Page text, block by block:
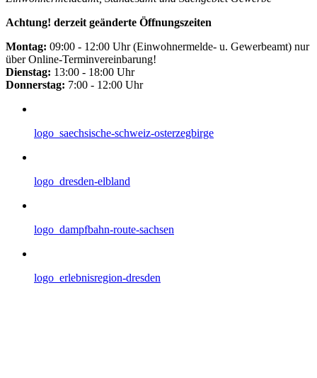
Achtung! derzeit geänderte Öffnungszeiten
Montag: 09:00 - 12:00 Uhr (Einwohnermelde- u. Gewerbeamt) nur
über Online-Terminvereinbarung!
Dienstag: 13:00 - 18:00 Uhr
Donnerstag: 7:00 - 12:00 Uhr
logo_saechsische-schweiz-osterzegbirge
logo_dresden-elbland
logo_dampfbahn-route-sachsen
logo_erlebnisregion-dresden